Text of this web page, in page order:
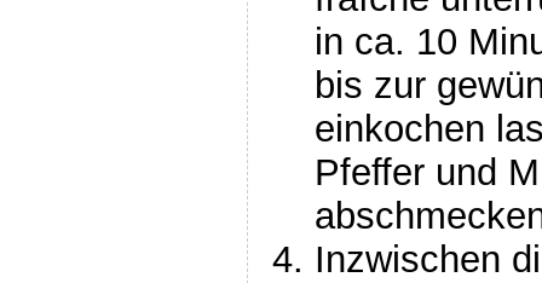
in ca. 10
bis zur
einkochen
Pfeffer und
Inzwischen